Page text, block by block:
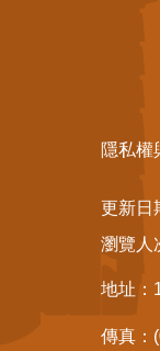
隱私權
更新日
瀏覽人
地址：
傳真：